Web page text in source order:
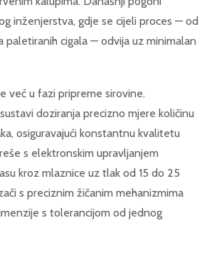
inženjerstva, gdje se cijeli proces — od
paletiranih cigala — odvija uz minimalan
već u fazi pripreme sirovine.
doziranja precizno mjere količinu
osiguravajući konstantnu kvalitetu
s elektronskim upravljanjem
kroz mlaznice uz tlak od 15 do 25
s preciznim žičanim mehanizmima
s tolerancijom od jednog